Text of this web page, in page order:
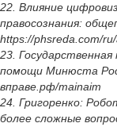
22. Влияние
правосознания:
https://phsreda.com/
23.
помощи Минюста
вправе.рф/mainaim
24. Григоренко:
более сложные